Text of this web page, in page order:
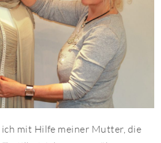
ich mit Hilfe meiner Mutter, die